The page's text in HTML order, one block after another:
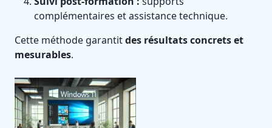
complémentaires et assistance technique.
Cette méthode garantitdes résultats concrets et
mesurables.